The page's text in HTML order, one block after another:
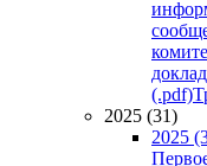
(.pdf)
2025 (31)
2025